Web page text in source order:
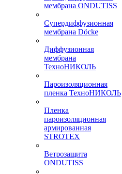
мембрана ONDUTISS
Супердиффузионная
мембрана Döcke
Диффузионная
мембрана
ТехноНИКОЛЬ
Пароизоляционная
пленка ТехноНИКОЛЬ
Пленка
пароизоляционная
армированная
STROTEX
Ветрозащита
ONDUTISS